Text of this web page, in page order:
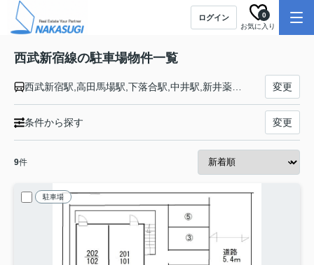
ログイン
お気に入り
0
西武新宿線の駐車場物件一覧
変更
条件から探す 変更
9件
駐車場